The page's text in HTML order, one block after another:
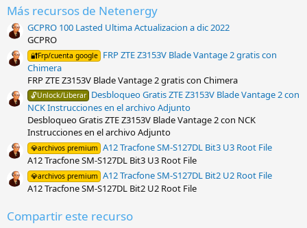
t
r
e
l
a
s
)
Más recursos de Netenergy
GCPRO 100 Lasted Ultima Actualizacion a dic 2022
GCPRO
🔐Frp/cuenta google FRP ZTE Z3153V Blade Vantage 2 gratis con
Chimera
FRP ZTE Z3153V Blade Vantage 2 gratis con Chimera
🔓Unlock/Liberar Desbloqueo Gratis ZTE Z3153V Blade Vantage 2 con
NCK Instrucciones en el archivo Adjunto
Desbloqueo Gratis ZTE Z3153V Blade Vantage 2 con NCK
Instrucciones en el archivo Adjunto
💎archivos premium A12 Tracfone SM-S127DL Bit3 U3 Root File
A12 Tracfone SM-S127DL Bit3 U3 Root File
💎archivos premium A12 Tracfone SM-S127DL Bit2 U2 Root File
A12 Tracfone SM-S127DL Bit2 U2 Root File
Compartir este recurso